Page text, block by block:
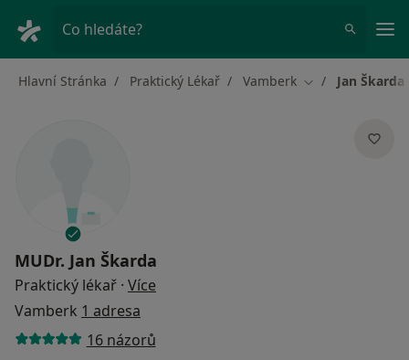
Co hledáte?
Hlavní Stránka Praktický Lékař Vamberk Změna města
Jan Škarda
MUDr. Jan Škarda
Praktický lékař · Více
Vamberk 1 adresa
16 názorů